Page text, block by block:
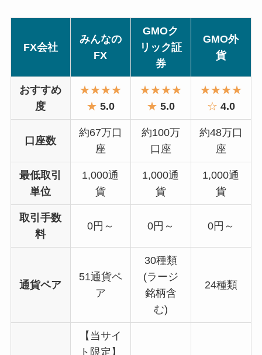
FX会社
みんなの
FX
GMOク
リック証
券
GMO外
貨
おすすめ
度
★★★★
★ 5.0
★★★★
★ 5.0
★★★★
☆ 4.0
口座数
約67万口
座
約100万
口座
約48万口
座
最低取引
単位
1,000通
貨
1,000通
貨
1,000通
貨
取引手数
料
0円～ 0円～ 0円～
通貨ペア
51通貨ペ
ア
30種類
(ラージ
銘柄含
む)
24種類
【当サイ
ト限定】